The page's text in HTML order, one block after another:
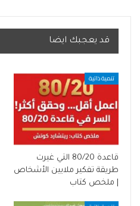
قد يعجبك ايضا
تنمية ذاتية
قاعدة 80/20 التي غيرت
طريقة تفكير ملايين الأشخاص
| ملخص كتاب